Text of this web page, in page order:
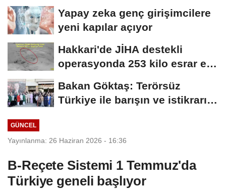
Yapay zeka genç girişimcilere
yeni kapılar açıyor
Hakkari'de JİHA destekli
operasyonda 253 kilo esrar ele
Bakan Göktaş: Terörsüz
Türkiye ile barışın ve istikrarın
GÜNCEL
Yayınlanma: 26 Haziran 2026 - 16:36
B-Reçete Sistemi 1 Temmuz'da
Türkiye geneli başlıyor